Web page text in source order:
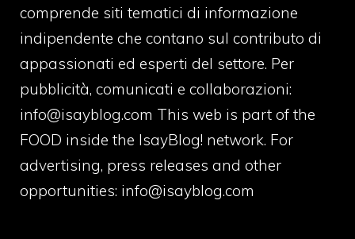
comprende siti tematici di informazione
indipendente che contano sul contributo di
appassionati ed esperti del settore. Per
pubblicità, comunicati e collaborazioni:
info@isayblog.com This web is part of the
FOOD inside the IsayBlog! network. For
advertising, press releases and other
opportunities: info@isayblog.com